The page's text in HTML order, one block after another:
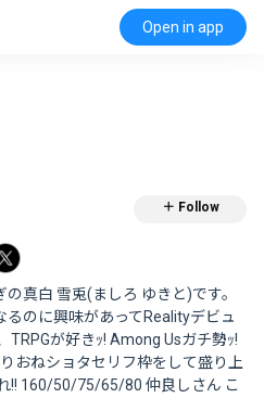
Open in app
＋ Follow
真白 雪兎(ましろ ゆきと)です。
のに興味があってRealityデビュ
TRPGが好きｯ! Among Usガチ勢ｯ!
おねショタセリフ枠をして盛り上
!! 160/50/75/65/80 仲良しさん こ